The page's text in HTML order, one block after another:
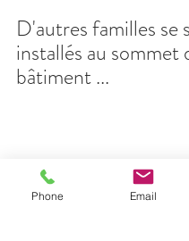
D'autres familles se
installés au sommet
bâtiment ...
Phone Email